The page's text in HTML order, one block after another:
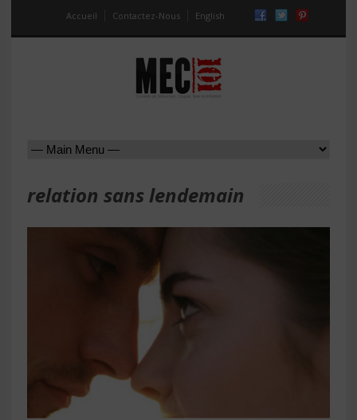
Accueil Contactez-Nous English
relation sans lendemain